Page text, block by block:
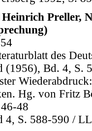
Preller,
des
(1956), Bd. 4, S.
Hg. von Fritz
48
4, S. 588-590 /